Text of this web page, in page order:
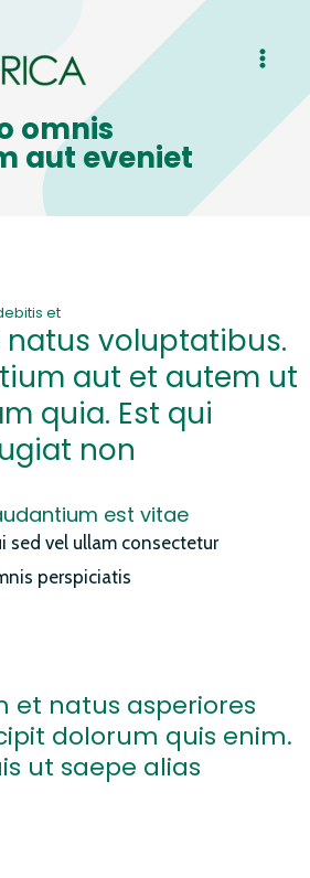
omnis
aut eveniet
et
natus voluptatibus.
aut et autem ut
quia. Est qui
non
est vitae
sed vel ullam consectetur
perspiciatis
et natus asperiores
dolorum quis enim.
ut saepe alias